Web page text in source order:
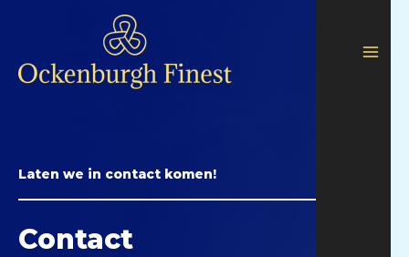
Laten we in contact komen!
Contact